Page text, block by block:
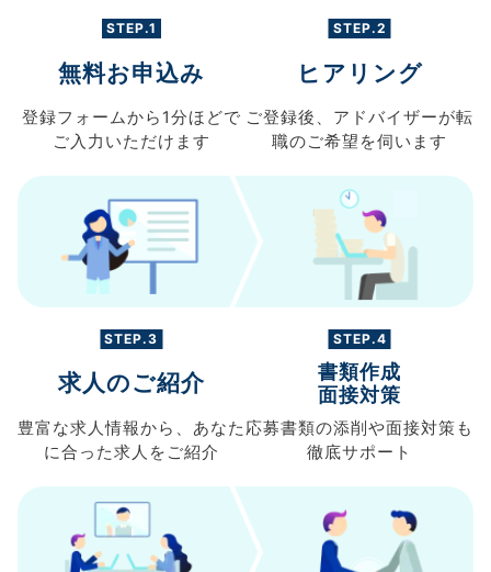
STEP.1
無料お申込み
登録フォームから 1分ほどで
ご入力 いただけます
STEP.2
ヒアリング
ご登録後、 アドバイザーが転
職のご希望を伺います
STEP.3
求人のご紹介
豊富な求人情報から、 あなた
に合った求人を ご紹介
STEP.4
書類作成
面接対策
応募書類の添削や面接対策も
徹底サポート